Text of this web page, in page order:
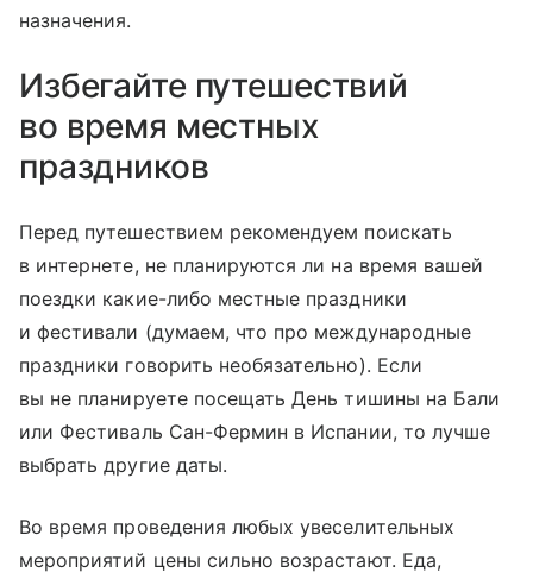
назначения.
Избегайте путешествий
во время местных
праздников
Перед путешествием рекомендуем поискать
в интернете, не планируются ли на время вашей
поездки какие-либо местные праздники
и фестивали (думаем, что про международные
праздники говорить необязательно). Если
вы не планируете посещать День тишины на Бали
или Фестиваль Сан-Фермин в Испании, то лучше
выбрать другие даты.
Во время проведения любых увеселительных
мероприятий цены сильно возрастают. Еда,